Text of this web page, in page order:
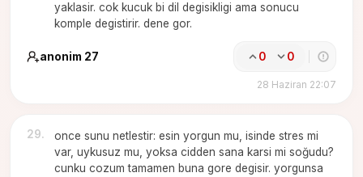
yaklasir. cok kucuk bi dil degisikligi ama sonucu
komple degistirir. dene gor.
anonim 27 0 0
28 Haziran 22:07
29.
once sunu netlestir: esin yorgun mu, isinde stres mi
var, uykusuz mu, yoksa cidden sana karsi mi soğudu?
cunku cozum tamamen buna gore degisir. yorgunsa